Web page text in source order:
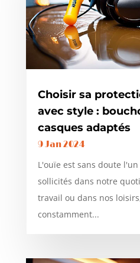
Choisir sa
avec style :
casques adaptés
9 Jan 2024
L'ouïe est sans doute
sollicités dans notre
travail ou dans nos
constamment...